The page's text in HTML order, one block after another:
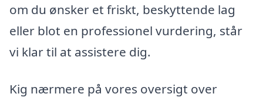
om du ønsker et friskt, beskyttende lag
eller blot en professionel vurdering, står
vi klar til at assistere dig.
Kig nærmere på vores oversigt over